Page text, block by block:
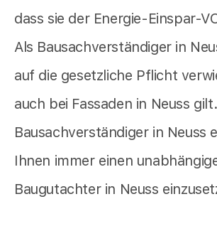
dass sie der Energie-Einspar-
Als Bausachverständiger in
auf die gesetzliche Pflicht
auch bei Fassaden in Neuss
Bausachverständiger in Neuss
Ihnen immer einen
Baugutachter in Neuss